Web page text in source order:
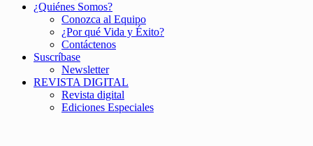
¿Quiénes Somos?
Conozca al Equipo
¿Por qué Vida y Éxito?
Contáctenos
Suscríbase
Newsletter
REVISTA DIGITAL
Revista digital
Ediciones Especiales